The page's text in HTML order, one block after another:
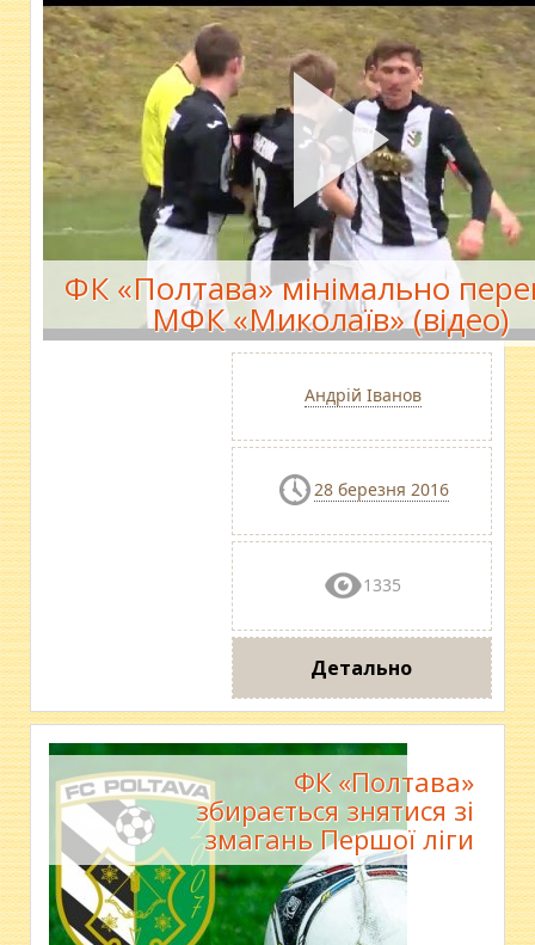
ФК «Полтава» мінімально
МФК «Миколаїв» (відео)
Андрій Іванов
28 березня 2016
1335
Детально
​ФК «Полтава»
збирається знятися зі
змагань Першої ліги